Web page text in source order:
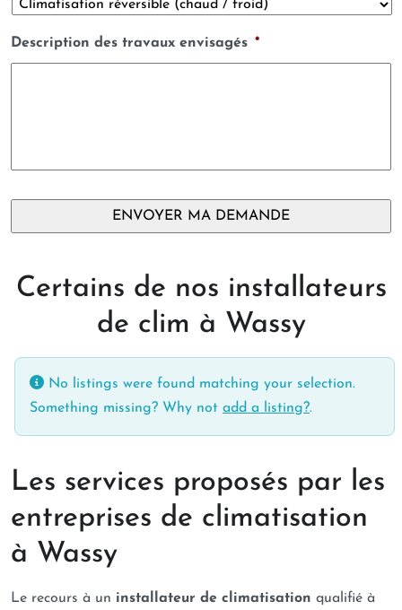
Description des travaux envisagés *
Certains de nos installateurs
de clim à Wassy
No listings were found matching your selection.
Something missing? Why not add a listing?.
Les services proposés par les
entreprises de climatisation
à Wassy
Le recours à un installateur de climatisation qualifié à